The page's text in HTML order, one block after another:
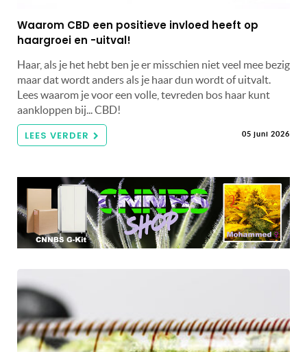
Waarom CBD een positieve invloed heeft op
haargroei en -uitval!
Haar, als je het hebt ben je er misschien niet veel mee bezig
maar dat wordt anders als je haar dun wordt of uitvalt.
Lees waarom je voor een volle, tevreden bos haar kunt
aankloppen bij... CBD!
LEES VERDER 05 juni 2026